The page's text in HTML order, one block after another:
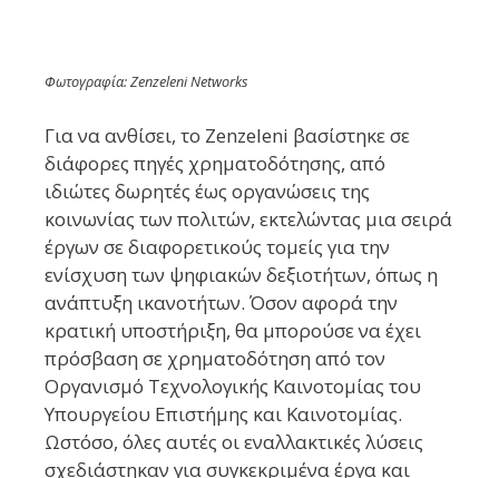
Φωτογραφία: Zenzeleni Networks
Για να ανθίσει, το Zenzeleni βασίστηκε σε
διάφορες πηγές χρηματοδότησης, από
ιδιώτες δωρητές έως οργανώσεις της
κοινωνίας των πολιτών, εκτελώντας μια σειρά
έργων σε διαφορετικούς τομείς για την
ενίσχυση των ψηφιακών δεξιοτήτων, όπως η
ανάπτυξη ικανοτήτων. Όσον αφορά την
κρατική υποστήριξη, θα μπορούσε να έχει
πρόσβαση σε χρηματοδότηση από τον
Οργανισμό Τεχνολογικής Καινοτομίας του
Υπουργείου Επιστήμης και Καινοτομίας.
Ωστόσο, όλες αυτές οι εναλλακτικές λύσεις
σχεδιάστηκαν για συγκεκριμένα έργα και